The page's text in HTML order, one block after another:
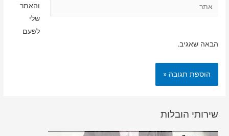
והאתר
שלי
לפעם
הבאה שאגיב.
שירותי הובלות